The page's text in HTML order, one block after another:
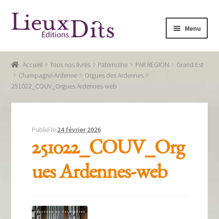
Aller
à
navigation
Aller
au
Menu
Accueil
Commande
Mentions légales / Données personnelles
Mon compte
Recevoir notre newsletter
Accueil Tous nos livres Patrimoine PAR REGION
Grand Est
Champagne-Ardenne
Orgues des Ardennes
251022_COUV_Orgues Ardennes-web
Publié le 24 février 2026
251022_COUV_Org
ues Ardennes-web